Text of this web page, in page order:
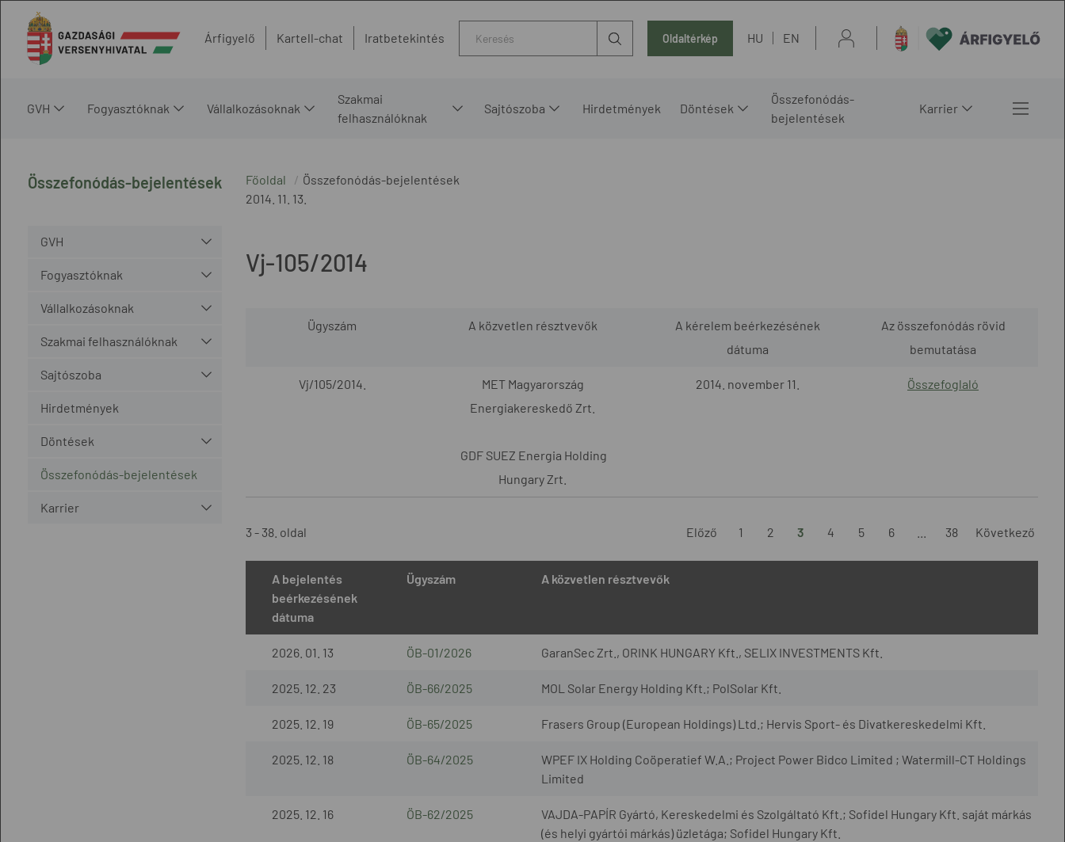
Árfigyelő Kartell-chat Iratbetekintés Oldaltérkép HU EN
GVH Fogyasztóknak Vállalkozásoknak
Szakmai
felhasználóknak
Sajtószoba Hirdetmények Döntések
Összefonódás-
bejelentések
Karrier
Összefonódás-bejelentések
GVH
Fogyasztóknak
Vállalkozásoknak
Szakmai felhasználóknak
Sajtószoba
Hirdetmények
Döntések
Összefonódás-bejelentések
Karrier
Főoldal
Összefonódás-bejelentések
2014. 11. 13.
Vj-105/2014
Ügyszám A közvetlen résztvevők
A kérelem beérkezésének
dátuma
Az összefonódás rövid
bemutatása
Vj/105/2014.
MET Magyarország
Energiakereskedő Zrt.
GDF SUEZ Energia Holding
Hungary Zrt.
2014. november 11. Összefoglaló
3 - 38. oldal Előző 1 2 3 4 5 6 38 Következő
A bejelentés
beérkezésének
dátuma
Ügyszám A közvetlen résztvevők
2026. 01. 13 ÖB-01/2026 GaranSec Zrt., ORINK HUNGARY Kft., SELIX INVESTMENTS Kft.
2025. 12. 23 ÖB-66/2025 MOL Solar Energy Holding Kft.; PolSolar Kft.
2025. 12. 19 ÖB-65/2025 Frasers Group (European Holdings) Ltd.; Hervis Sport- és Divatkereskedelmi Kft.
2025. 12. 18 ÖB-64/2025
WPEF IX Holding Coöperatief W.A.; Project Power Bidco Limited ; Watermill-CT Holdings
Limited
2025. 12. 16 ÖB-62/2025
VAJDA-PAPÍR Gyártó, Kereskedelmi és Szolgáltató Kft.; Sofidel Hungary Kft. saját márkás
(és helyi gyártói márkás) üzletága; Sofidel Hungary Kft.